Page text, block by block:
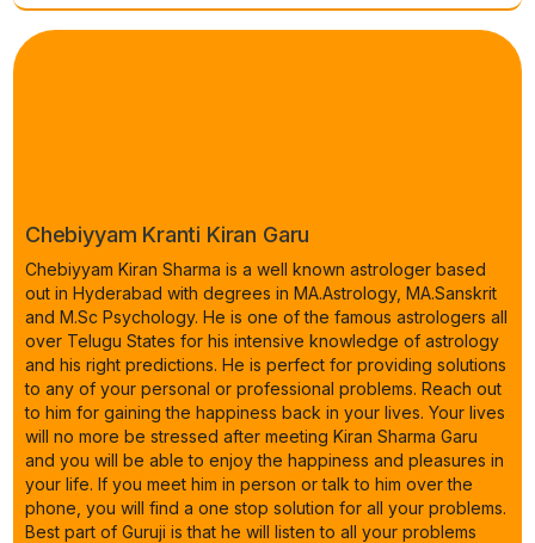
Chebiyyam Kranti Kiran Garu
Chebiyyam Kiran Sharma is a well known astrologer based
out in Hyderabad with degrees in MA.Astrology, MA.Sanskrit
and M.Sc Psychology. He is one of the famous astrologers all
over Telugu States for his intensive knowledge of astrology
and his right predictions. He is perfect for providing solutions
to any of your personal or professional problems. Reach out
to him for gaining the happiness back in your lives. Your lives
will no more be stressed after meeting Kiran Sharma Garu
and you will be able to enjoy the happiness and pleasures in
your life. If you meet him in person or talk to him over the
phone, you will find a one stop solution for all your problems.
Best part of Guruji is that he will listen to all your problems